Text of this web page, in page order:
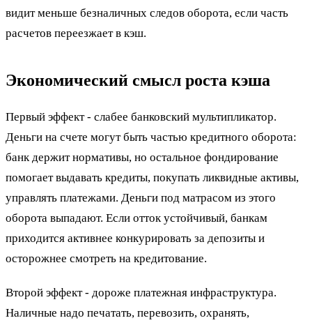
видит меньше безналичных следов оборота, если часть
расчетов переезжает в кэш.
Экономический смысл роста кэша
Первый эффект - слабее банковский мультипликатор.
Деньги на счете могут быть частью кредитного оборота:
банк держит нормативы, но остальное фондирование
помогает выдавать кредиты, покупать ликвидные активы,
управлять платежами. Деньги под матрасом из этого
оборота выпадают. Если отток устойчивый, банкам
приходится активнее конкурировать за депозиты и
осторожнее смотреть на кредитование.
Второй эффект - дороже платежная инфраструктура.
Наличные надо печатать, перевозить, охранять,